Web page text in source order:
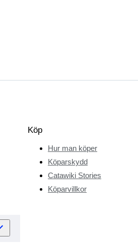
Köp
Hur man köper
Köparskydd
Catawiki Stories
Köparvillkor